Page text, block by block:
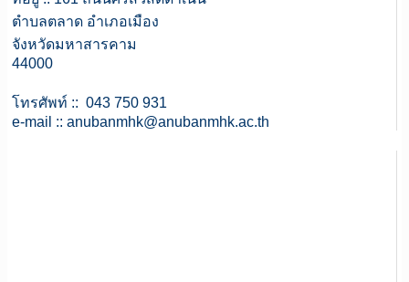
ตำบลตลาด อำเภอเมือง
จังหวัดมหาสารคาม
44000
โทรศัพท์ :: 043 750 931
e-mail :: anubanmhk@anubanmhk.ac.th